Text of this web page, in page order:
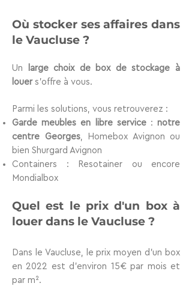
Où stocker ses affaires dans
le Vaucluse ?
Un
large choix de box de stockage à
louers’offre à vous.
Parmi les solutions, vous retrouverez :
Garde meubles en libre service:notre
centre Georges, Homebox Avignon ou
bien Shurgard Avignon
Containers : Resotainer ou encore
Mondialbox
Quel est le prix d'un box à
louer dans le Vaucluse ?
Dans le Vaucluse, le prix moyen d’un box
en 2022 est d’environ 15€ par mois et
par m².